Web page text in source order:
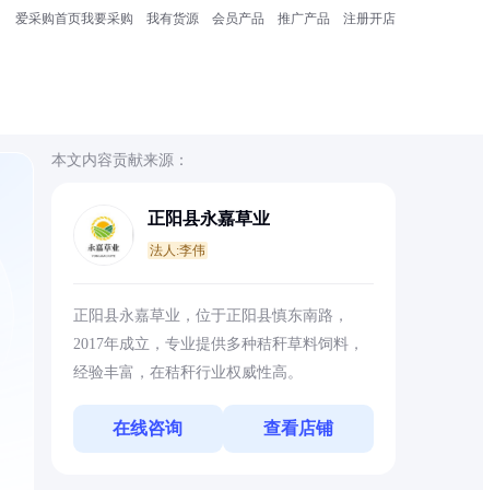
爱采购首页我要采购 我有货源 会员产品 推广产品 注册开店
本文内容贡献来源：
正阳县永嘉草业
法人:李伟
正阳县永嘉草业，位于正阳县慎东南路，
2017年成立，专业提供多种秸秆草料饲料，
经验丰富，在秸秆行业权威性高。
在线咨询 查看店铺